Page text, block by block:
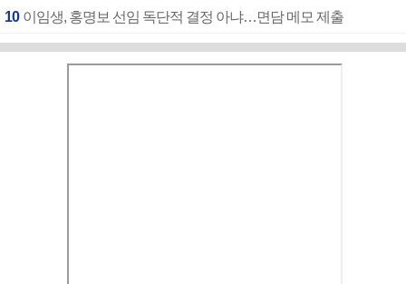
10 이임생, 홍명보 선임 독단적 결정 아냐…면담 메모 제출